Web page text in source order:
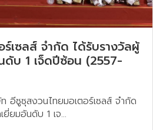
เซลส์ จำกัด ได้รับรางวัลผู้
ดับ 1 เจ็ดปีซ้อน (2557-
อีซูซุสงวนไทยมอเตอร์เซลส์ จำกัด
ยมอันดับ 1 เจ...